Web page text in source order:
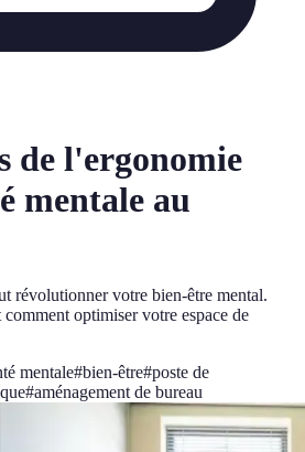
de l'ergonomie
mentale au
révolutionner votre bien-être mental.
optimiser votre espace de
mentale#bien-être#poste de
#aménagement de bureau